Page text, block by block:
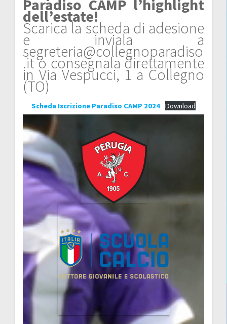
Paradiso CAMP l’highlight
dell’estate!
Scarica la scheda di adesione
e inviala a
segreteria@collegnoparadiso
.it o consegnala direttamente
in Via Vespucci, 1 a Collegno
(TO)
Scheda Iscrizione Paradiso CAMP 2024 Download